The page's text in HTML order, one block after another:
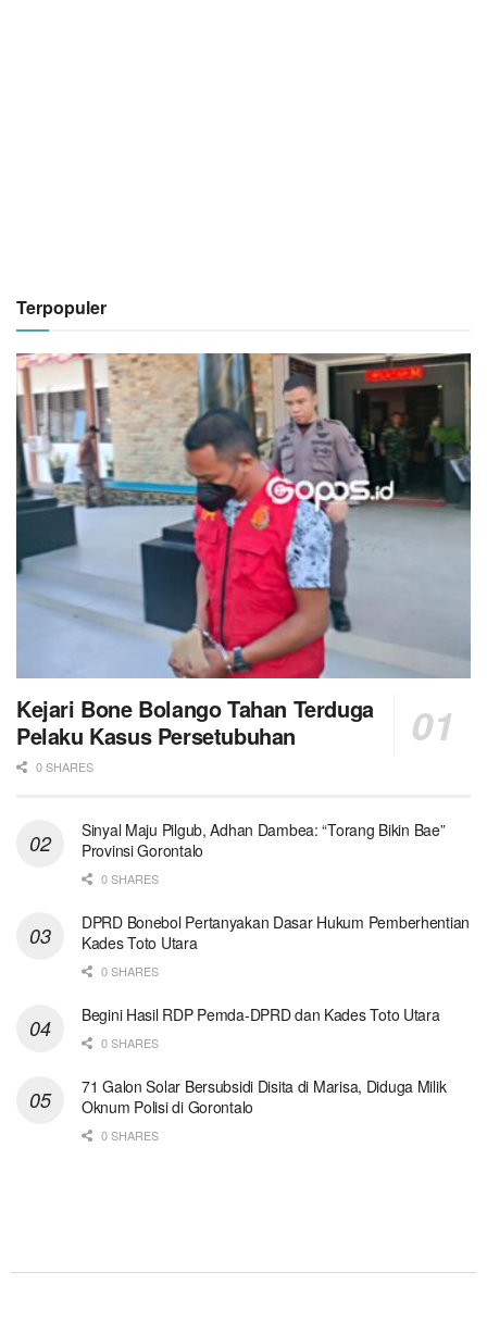
Terpopuler
Kejari Bone Bolango Tahan Terduga
Pelaku Kasus Persetubuhan
0 SHARES
Sinyal Maju Pilgub, Adhan Dambea: “Torang Bikin Bae”
Provinsi Gorontalo
0 SHARES
DPRD Bonebol Pertanyakan Dasar Hukum Pemberhentian
Kades Toto Utara
0 SHARES
Begini Hasil RDP Pemda-DPRD dan Kades Toto Utara
0 SHARES
71 Galon Solar Bersubsidi Disita di Marisa, Diduga Milik
Oknum Polisi di Gorontalo
0 SHARES